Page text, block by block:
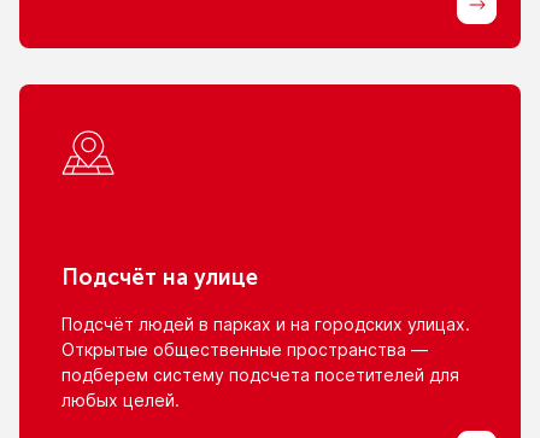
Подсчёт на улице
Подсчёт людей в парках и на городских улицах.
Открытые общественные пространства —
подберем систему подсчета посетителей для
любых целей.